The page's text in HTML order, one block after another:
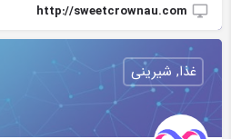
http://sweetcrownau.com
غذا, شیرینی